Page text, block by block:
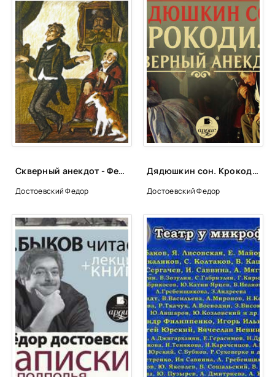
Скверный анекдот - Федор Михайлович Достоевский
Достоевский Федор
Дядюшкин сон. Крокодил. Скверный анекдот - Федор Достоевский
Достоевский Федор